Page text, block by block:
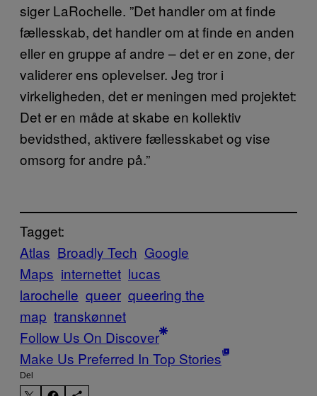
siger LaRochelle. ”Det handler om at finde
fællesskab, det handler om at finde en anden
eller en gruppe af andre – det er en zone, der
validerer ens oplevelser. Jeg tror i
virkeligheden, det er meningen med projektet:
Det er en måde at skabe en kollektiv
bevidsthed, aktivere fællesskabet og vise
omsorg for andre på.”
Tagget:
Atlas Broadly Tech Google
Maps internettet lucas
larochelle queer queering the
map transkønnet
Follow Us On Discover
Make Us Preferred In Top Stories
Del